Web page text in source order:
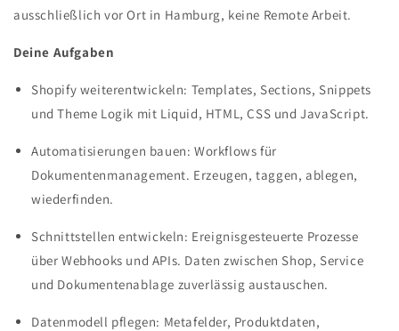
ausschließlich vor Ort in Hamburg, keine Remote Arbeit.
Deine Aufgaben
Shopify weiterentwickeln: Templates, Sections, Snippets
und Theme Logik mit Liquid, HTML, CSS und JavaScript.
Automatisierungen bauen: Workflows für
Dokumentenmanagement. Erzeugen, taggen, ablegen,
wiederfinden.
Schnittstellen entwickeln: Ereignisgesteuerte Prozesse
über Webhooks und APIs. Daten zwischen Shop, Service
und Dokumentenablage zuverlässig austauschen.
Datenmodell pflegen: Metafelder, Produktdaten,